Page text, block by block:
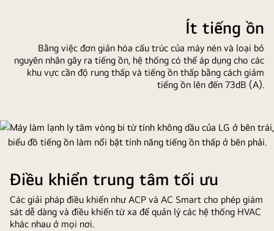
Ít tiếng ồn
Bằng việc đơn giản hóa cấu trúc của máy nén và loại bỏ
nguyên nhân gây ra tiếng ồn, hệ thống có thể áp dụng cho các
khu vực cần độ rung thấp và tiếng ồn thấp bằng cách giảm
tiếng ồn lên đến 73dB (A).
Điều khiển trung tâm tối ưu
Các giải pháp điều khiển như ACP và AC Smart cho phép giám
sát dễ dàng và điều khiển từ xa để quản lý các hệ thống HVAC
khác nhau ở mọi nơi.